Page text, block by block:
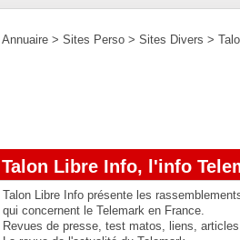
Annuaire > Sites Perso > Sites Divers >
Talon Libre Info, l'info
Talon Libre Info présente les
qui concernent le Telemark en France.
Revues de presse, test matos, liens,